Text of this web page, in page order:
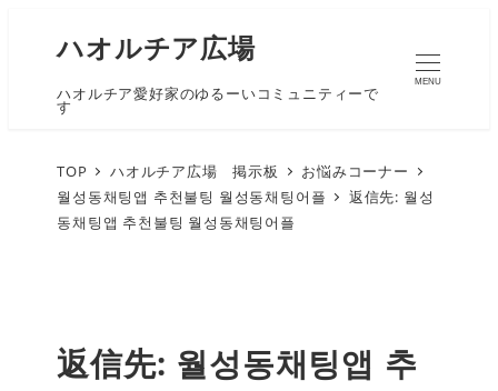
ハオルチア広場
ハオルチア愛好家のゆるーいコミュニティーで
す
MENU
TOP ハオルチア広場 掲示板
お悩みコーナー
월성동채팅앱 추천불팅 월성동채팅어플
返信先: 월성
동채팅앱 추천불팅 월성동채팅어플
返信先: 월성동채팅앱 추